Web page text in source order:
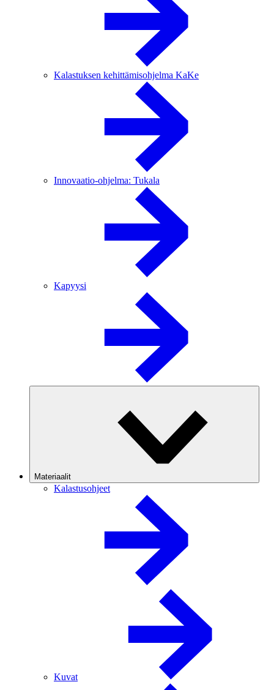
Kalastuksen kehittämisohjelma KaKe
Innovaatio-ohjelma: Tukala
Kapyysi
Materiaalit
Kalastusohjeet
Kuvat